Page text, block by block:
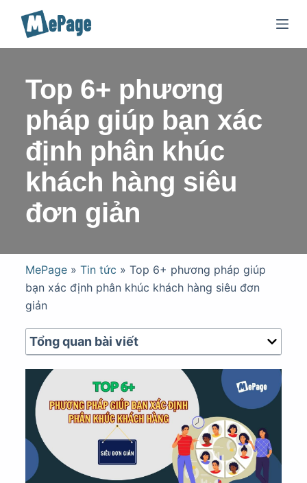
C
u
Top 6+ phương
pháp giúp bạn xác
định phân khúc
khách hàng siêu
đơn giản
MePage» Tin tức » Top 6+ phương pháp giúp
bạn xác định phân khúc khách hàng siêu đơn
giản
Tổng quan bài viết